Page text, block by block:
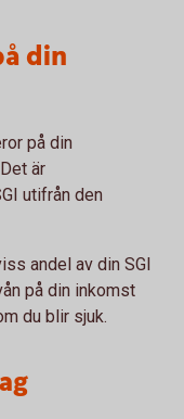
din
på din
är
utifrån den
andel av din SGI
på din inkomst
du blir sjuk.